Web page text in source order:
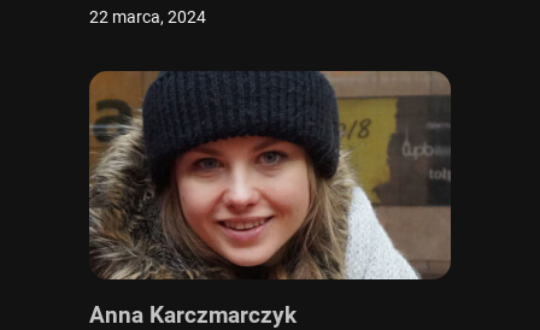
22 marca, 2024
Anna Karczmarczyk